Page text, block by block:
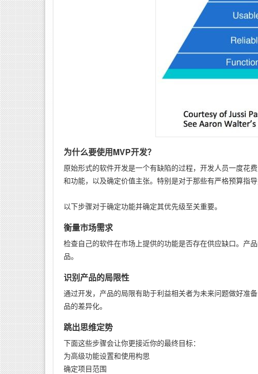
为什么要使用MVP开发？
原始形式的软件开发是一个有缺陷的过程，开发人员一度花
和功能，以及确定价值主张。特别是对于那些有严格预算指
以下步骤对于确定功能并确定其优先级至关重要。
衡量市场需求
检查自己的软件在市场上提供的功能是否存在供应缺口。产
品。
识别产品的局限性
通过开发，产品的局限有助于利益相关者为未来问题做好准
品的差异化。
跳出思维定势
下面这些步骤会让你更接近你的最终目标：
为高级功能设置和使用构思
确定项目范围